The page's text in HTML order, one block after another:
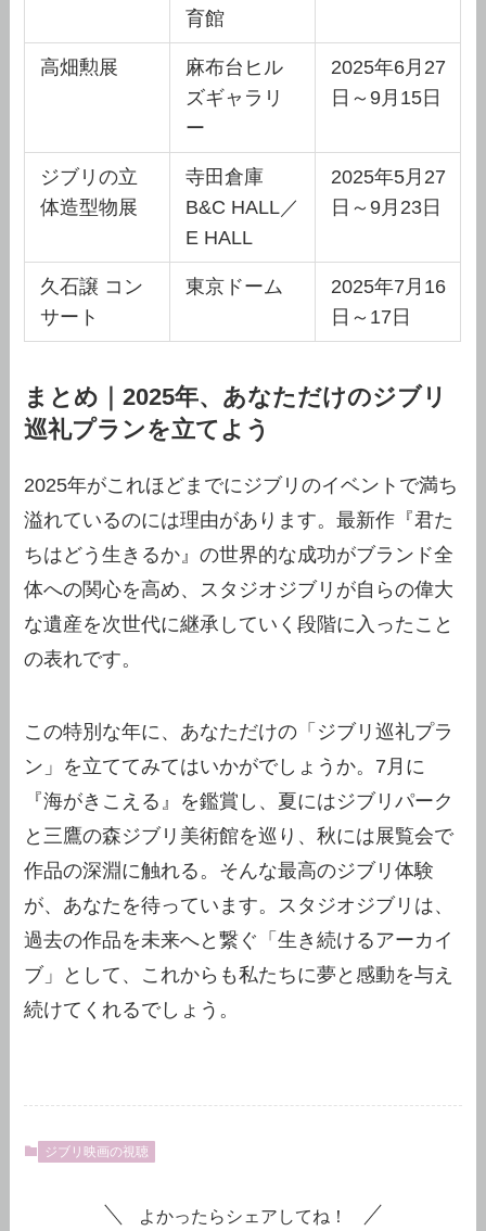
育館
高畑勲展
麻布台ヒル
ズギャラリ
ー
2025年6月27
日～9月15日
ジブリの立
体造型物展
寺田倉庫
B&C HALL／
E HALL
2025年5月27
日～9月23日
久石譲 コン
サート
東京ドーム
2025年7月16
日～17日
まとめ｜2025年、あなただけのジブリ
巡礼プランを立てよう
2025年がこれほどまでにジブリのイベントで満ち
溢れているのには理由があります。最新作『君た
ちはどう生きるか』の世界的な成功がブランド全
体への関心を高め、スタジオジブリが自らの偉大
な遺産を次世代に継承していく段階に入ったこと
の表れです。
この特別な年に、あなただけの「ジブリ巡礼プラ
ン」を立ててみてはいかがでしょうか。7月に
『海がきこえる』を鑑賞し、夏にはジブリパーク
と三鷹の森ジブリ美術館を巡り、秋には展覧会で
作品の深淵に触れる。そんな最高のジブリ体験
が、あなたを待っています。スタジオジブリは、
過去の作品を未来へと繋ぐ「生き続けるアーカイ
ブ」として、これからも私たちに夢と感動を与え
続けてくれるでしょう。
ジブリ映画の視聴
よかったらシェアしてね！